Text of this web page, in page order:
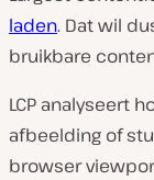
laden. Dat wil
bruikbare
LCP analyseert
afbeelding of
browser